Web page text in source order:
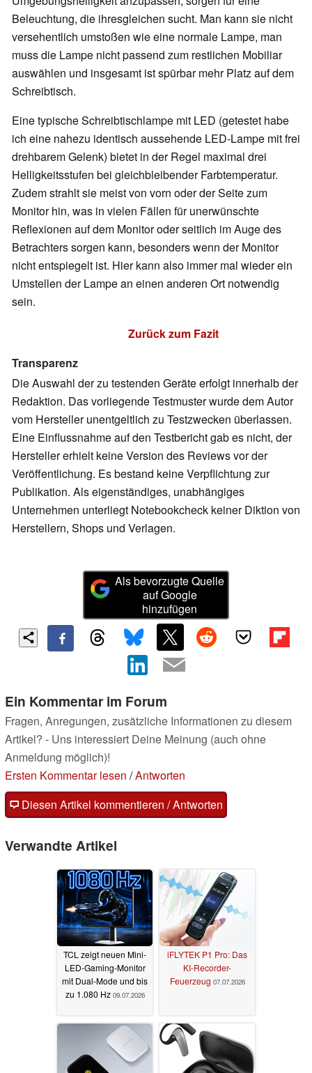
Beleuchtung, die ihresgleichen sucht. Man kann sie nicht
versehentlich umstoßen wie eine normale Lampe, man
muss die Lampe nicht passend zum restlichen Mobiliar
auswählen und insgesamt ist spürbar mehr Platz auf dem
Schreibtisch.
Eine typische Schreibtischlampe mit LED (getestet habe
ich eine nahezu identisch aussehende LED-Lampe mit frei
drehbarem Gelenk) bietet in der Regel maximal drei
Helligkeitsstufen bei gleichbleibender Farbtemperatur.
Zudem strahlt sie meist von vorn oder der Seite zum
Monitor hin, was in vielen Fällen für unerwünschte
Reflexionen auf dem Monitor oder seitlich im Auge des
Betrachters sorgen kann, besonders wenn der Monitor
nicht entspiegelt ist. Hier kann also immer mal wieder ein
Umstellen der Lampe an einen anderen Ort notwendig
sein.
Zurück zum Fazit
Transparenz
Die Auswahl der zu testenden Geräte erfolgt innerhalb der
Redaktion. Das vorliegende Testmuster wurde dem Autor
vom Hersteller unentgeltlich zu Testzwecken überlassen.
Eine Einflussnahme auf den Testbericht gab es nicht, der
Hersteller erhielt keine Version des Reviews vor der
Veröffentlichung. Es bestand keine Verpflichtung zur
Publikation. Als eigenständiges, unabhängiges
Unternehmen unterliegt Notebookcheck keiner Diktion von
Herstellern, Shops und Verlagen.
Als bevorzugte Quelle
auf Google
hinzufügen
Ein Kommentar im Forum
Fragen, Anregungen, zusätzliche Informationen zu diesem
Artikel? - Uns interessiert Deine Meinung (auch ohne
Anmeldung möglich)!
Ersten Kommentar lesen /Antworten
Diesen Artikel kommentieren / Antworten
Verwandte Artikel
TCL zeigt neuen Mini-
LED-Gaming-Monitor
mit Dual-Mode und bis
zu 1.080 Hz 09.07.2026
iFLYTEK P1 Pro: Das
KI-Recorder-
Feuerzeug 07.07.2026